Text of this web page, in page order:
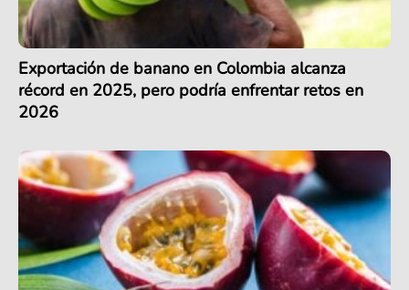
Exportación de banano en Colombia alcanza
récord en 2025, pero podría enfrentar retos en
2026